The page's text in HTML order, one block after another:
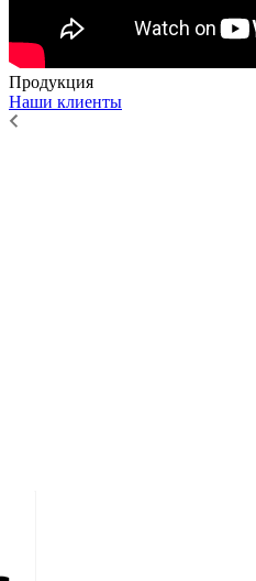
Продукция
Наши клиенты